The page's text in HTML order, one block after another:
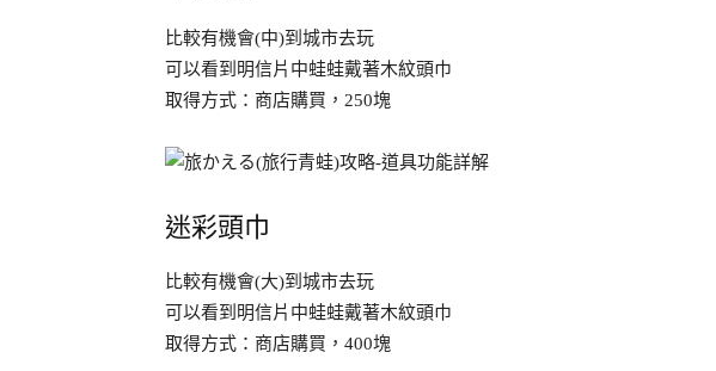
比較有機會(中)到城市去玩
可以看到明信片中蛙蛙戴著木紋頭巾
取得方式：商店購買，250塊
迷彩頭巾
比較有機會(大)到城市去玩
可以看到明信片中蛙蛙戴著木紋頭巾
取得方式：商店購買，400塊